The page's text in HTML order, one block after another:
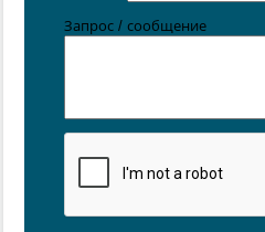
Запрос / сообщение